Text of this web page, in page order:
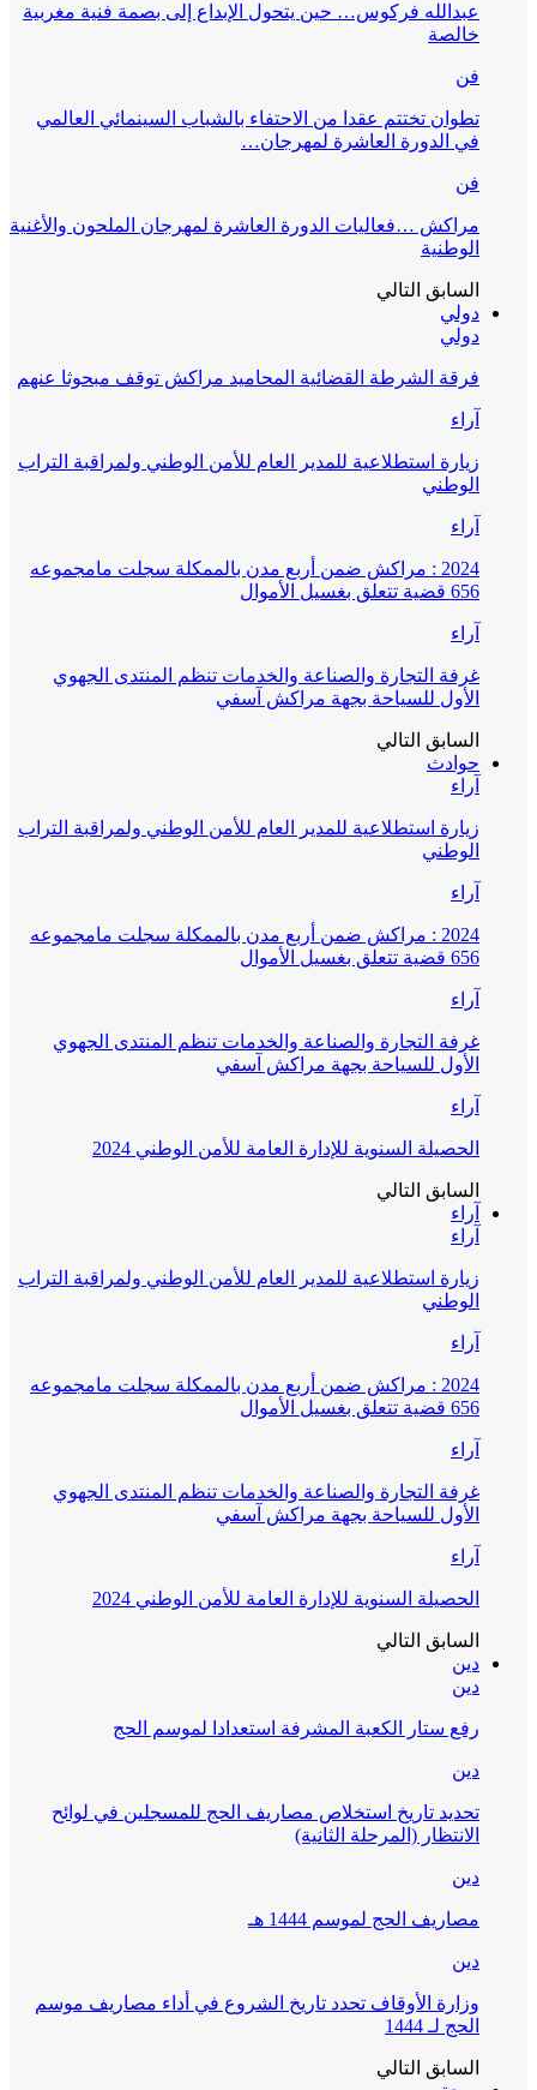
عبدالله فركوس… حين يتحول الإبداع إلى بصمة فنية مغربية
خالصة
فن
تطوان تختتم عقدا من الاحتفاء بالشباب السينمائي العالمي
في الدورة العاشرة لمهرجان…
فن
مراكش …فعاليات الدورة العاشرة لمهرجان الملحون والأغنية
الوطنية
السابق التالي
دولي
دولي
فرقة الشرطة القضائية المحاميد مراكش توقف مبحوثا عنهم
آراء
زيارة استطلاعية للمدير العام للأمن الوطني ولمراقبة التراب
الوطني
آراء
2024 : مراكش ضمن أربع مدن بالممكلة سجلت مامجموعه
656 قضية تتعلق بغسيل الأموال
آراء
غرفة التجارة والصناعة والخدمات تنظم المنتدى الجهوي
الأول للسياحة بجهة مراكش آسفي
السابق التالي
حوادث
آراء
زيارة استطلاعية للمدير العام للأمن الوطني ولمراقبة التراب
الوطني
آراء
2024 : مراكش ضمن أربع مدن بالممكلة سجلت مامجموعه
656 قضية تتعلق بغسيل الأموال
آراء
غرفة التجارة والصناعة والخدمات تنظم المنتدى الجهوي
الأول للسياحة بجهة مراكش آسفي
آراء
الحصيلة السنوية للإدارة العامة للأمن الوطني 2024
السابق التالي
آراء
آراء
زيارة استطلاعية للمدير العام للأمن الوطني ولمراقبة التراب
الوطني
آراء
2024 : مراكش ضمن أربع مدن بالممكلة سجلت مامجموعه
656 قضية تتعلق بغسيل الأموال
آراء
غرفة التجارة والصناعة والخدمات تنظم المنتدى الجهوي
الأول للسياحة بجهة مراكش آسفي
آراء
الحصيلة السنوية للإدارة العامة للأمن الوطني 2024
السابق التالي
دين
دين
رفع ستار الكعبة المشرفة استعدادا لموسم الحج
دين
تحديد تاريخ استخلاص مصاريف الحج للمسجلين في لوائح
الانتظار (المرحلة الثانية)
دين
مصاريف الحج لموسم 1444 هـ
دين
وزارة الأوقاف تحدد تاريخ الشروع في أداء مصاريف موسم
الحج لـ 1444
السابق التالي